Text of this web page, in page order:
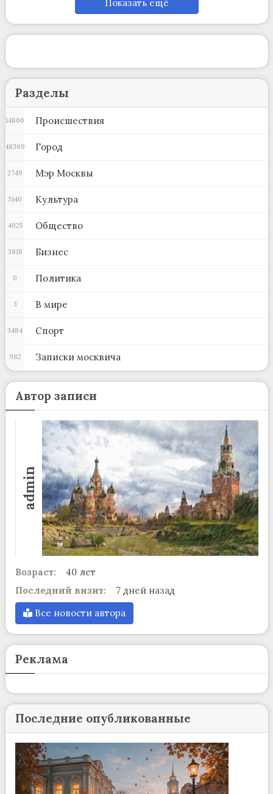
Показать ещё
Разделы
Происшествия
14866
Город
48369
Мэр Москвы
2749
Культура
3140
Общество
4925
Бизнес
3818
Политика
0
В мире
3
Спорт
3484
Записки москвича
982
Автор записи
admin
Возраст:
40 лет
Последний визит:
7 дней назад
Все новости автора
Реклама
Последние опубликованные